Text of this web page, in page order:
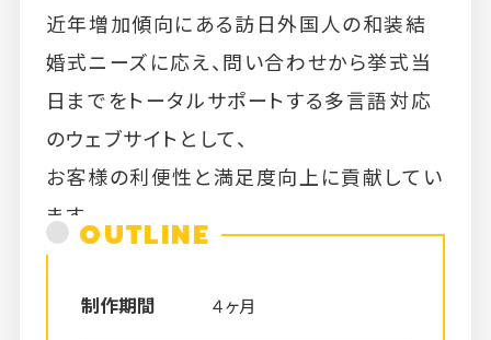
近年増加傾向にある訪日外国人の和装結
婚式ニーズに応え、問い合わせから挙式当
日までをトータルサポートする多言語対応
のウェブサイトとして、
お客様の利便性と満足度向上に貢献してい
ます。
OUTLINE
制作期間 ４ヶ月